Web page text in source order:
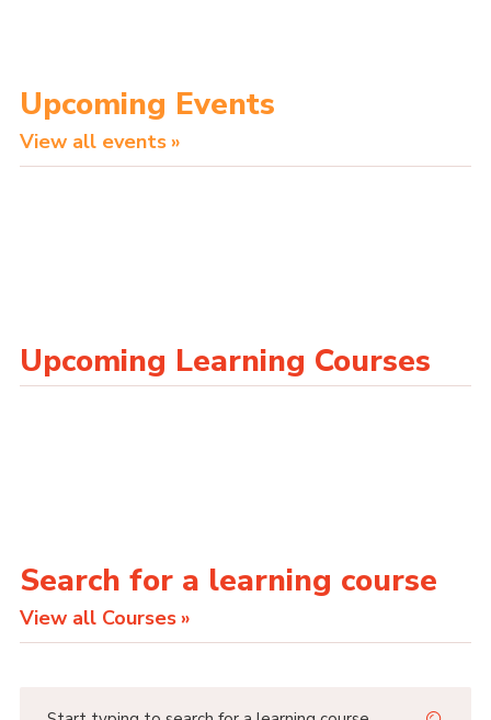
Upcoming Events
View all events
Upcoming Learning Courses
Search for a learning course
View all Courses